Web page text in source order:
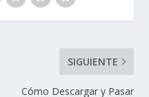
SIGUIENTE
Cómo Descargar y Pasar